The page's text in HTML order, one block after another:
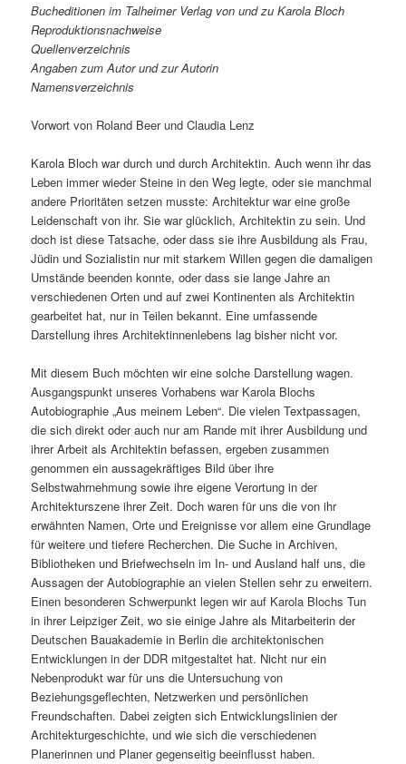
Bucheditionen im Talheimer Verlag von und zu Karola Bloch
Reproduktionsnachweise
Quellenverzeichnis
Angaben zum Autor und zur Autorin
Namensverzeichnis
Vorwort von Roland Beer und Claudia Lenz
Karola Bloch war durch und durch Architektin. Auch wenn ihr das
Leben immer wieder Steine in den Weg legte, oder sie manchmal
andere Prioritäten setzen musste: Architektur war eine große
Leidenschaft von ihr. Sie war glücklich, Architektin zu sein. Und
doch ist diese Tatsache, oder dass sie ihre Ausbildung als Frau,
Jüdin und Sozialistin nur mit starkem Willen gegen die damaligen
Umstände beenden konnte, oder dass sie lange Jahre an
verschiedenen Orten und auf zwei Kontinenten als Architektin
gearbeitet hat, nur in Teilen bekannt. Eine umfassende
Darstellung ihres Architektinnenlebens lag bisher nicht vor.
Mit diesem Buch möchten wir eine solche Darstellung wagen.
Ausgangspunkt unseres Vorhabens war Karola Blochs
Autobiographie „Aus meinem Leben“. Die vielen Textpassagen,
die sich direkt oder auch nur am Rande mit ihrer Ausbildung und
ihrer Arbeit als Architektin befassen, ergeben zusammen
genommen ein aussagekräftiges Bild über ihre
Selbstwahrnehmung sowie ihre eigene Verortung in der
Architekturszene ihrer Zeit. Doch waren für uns die von ihr
erwähnten Namen, Orte und Ereignisse vor allem eine Grundlage
für weitere und tiefere Recherchen. Die Suche in Archiven,
Bibliotheken und Briefwechseln im In- und Ausland half uns, die
Aussagen der Autobiographie an vielen Stellen sehr zu erweitern.
Einen besonderen Schwerpunkt legen wir auf Karola Blochs Tun
in ihrer Leipziger Zeit, wo sie einige Jahre als Mitarbeiterin der
Deutschen Bauakademie in Berlin die architektonischen
Entwicklungen in der DDR mitgestaltet hat. Nicht nur ein
Nebenprodukt war für uns die Untersuchung von
Beziehungsgeflechten, Netzwerken und persönlichen
Freundschaften. Dabei zeigten sich Entwicklungslinien der
Architekturgeschichte, und wie sich die verschiedenen
Planerinnen und Planer gegenseitig beeinflusst haben.